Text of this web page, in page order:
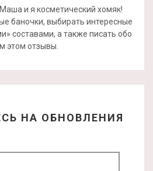
и я косметический хомяк!
баночки, выбирать интересные
составами, а также писать обо
этом отзывы.
НА ОБНОВЛЕНИЯ